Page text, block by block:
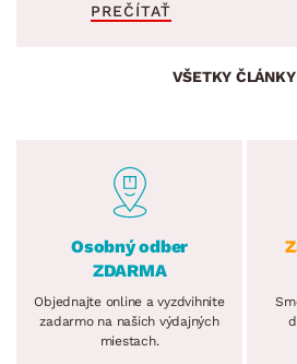
PREČÍTAŤ
VŠETKY ČLÁNKY
Osobný odber
ZDARMA
Objednajte online a vyzdvihnite
zadarmo na našich výdajných
miestach.